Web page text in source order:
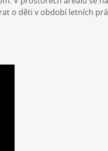
o děti v období letních